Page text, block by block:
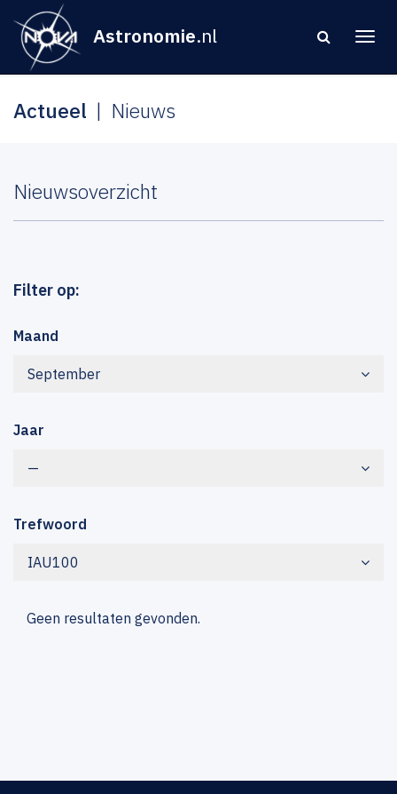
Astronomie.nl
Actueel Nieuws
Nieuwsoverzicht
Filter op:
Maand
September
Jaar
—
Trefwoord
IAU100
Geen resultaten gevonden.